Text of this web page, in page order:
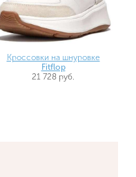
Кроссовки на шнуровке
Fitflop
21 728 руб.